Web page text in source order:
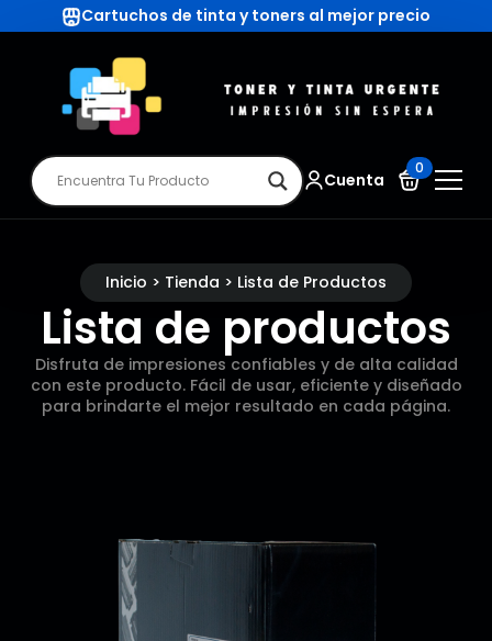
Cartuchos de tinta y toners al mejor precio
Cuenta
0
Inicio > Tienda > Lista de Productos
Lista de productos
Disfruta de impresiones confiables y de alta calidad
con este producto. Fácil de usar, eficiente y diseñado
para brindarte el mejor resultado en cada página.